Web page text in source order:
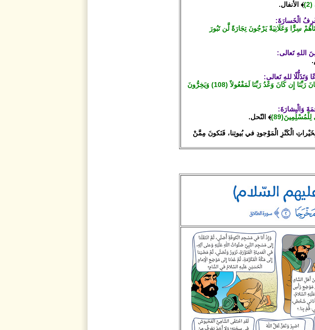
﴾ الأنفال.
سِرًّا وَعَلَانِيَةً يَرْجُونَ تِجَارَةً لَّن تَبُورَ
إِذَا يُتْلَى عَلَيْهِمْ يَخِرُّونَ لِلأَذْقَانِ سُجَّدًا (107) وَيَقُولُونَ سُبْحَانَ رَبِّنَا إِن كَانَ وَعْدُ رَبِّنَا لَمَفْعُولاً (108) وَيَخِرُّونَ
﴾ النّحل.
الْكَنْزِ الْمَوْجودِ في بُيوتِنا، فَنَكونَ مِمَّنْ